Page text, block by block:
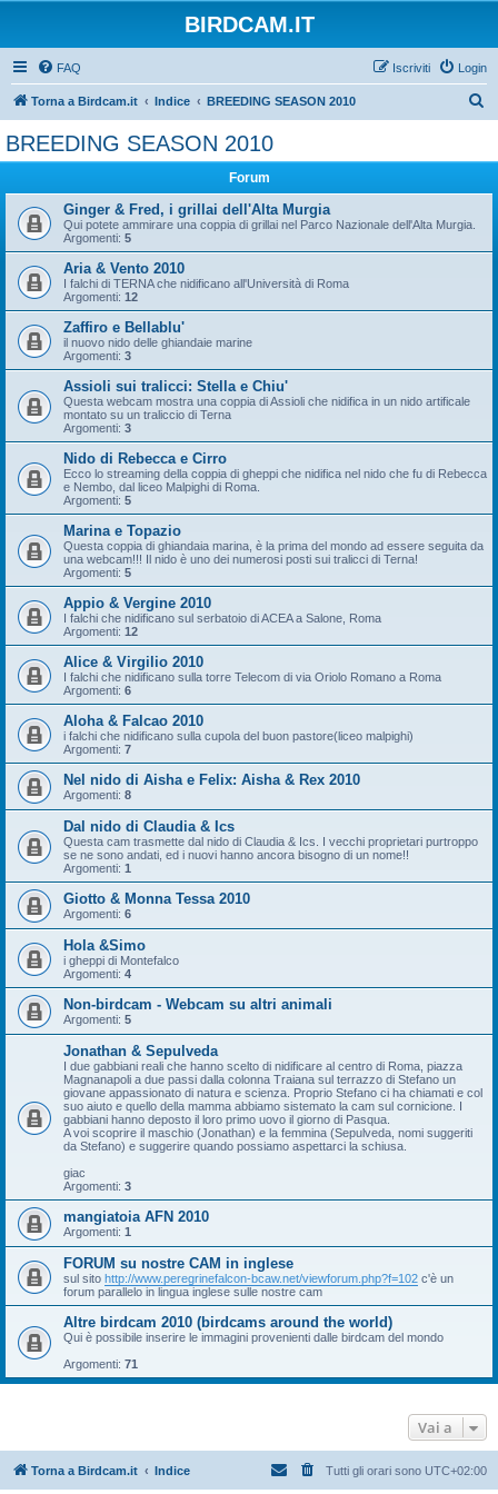
BIRDCAM.IT
FAQ Login
Iscriviti
Torna a Birdcam.it Indice BREEDING SEASON 2010
BREEDING SEASON 2010
Forum
Ginger & Fred, i grillai dell'Alta Murgia
Qui potete ammirare una coppia di grillai nel Parco Nazionale dell'Alta Murgia.
Argomenti: 5
Aria & Vento 2010
I falchi di TERNA che nidificano all'Università di Roma
Argomenti: 12
Zaffiro e Bellablu'
il nuovo nido delle ghiandaie marine
Argomenti: 3
Assioli sui tralicci: Stella e Chiu'
Questa webcam mostra una coppia di Assioli che nidifica in un nido artificale
montato su un traliccio di Terna
Argomenti: 3
Nido di Rebecca e Cirro
Ecco lo streaming della coppia di gheppi che nidifica nel nido che fu di Rebecca
e Nembo, dal liceo Malpighi di Roma.
Argomenti: 5
Marina e Topazio
Questa coppia di ghiandaia marina, è la prima del mondo ad essere seguita da
una webcam!!! Il nido è uno dei numerosi posti sui tralicci di Terna!
Argomenti: 5
Appio & Vergine 2010
I falchi che nidificano sul serbatoio di ACEA a Salone, Roma
Argomenti: 12
Alice & Virgilio 2010
I falchi che nidificano sulla torre Telecom di via Oriolo Romano a Roma
Argomenti: 6
Aloha & Falcao 2010
i falchi che nidificano sulla cupola del buon pastore(liceo malpighi)
Argomenti: 7
Nel nido di Aisha e Felix: Aisha & Rex 2010
Argomenti: 8
Dal nido di Claudia & Ics
Questa cam trasmette dal nido di Claudia & Ics. I vecchi proprietari purtroppo
se ne sono andati, ed i nuovi hanno ancora bisogno di un nome!!
Argomenti: 1
Giotto & Monna Tessa 2010
Argomenti: 6
Hola &Simo
i gheppi di Montefalco
Argomenti: 4
Non-birdcam - Webcam su altri animali
Argomenti: 5
Jonathan & Sepulveda
I due gabbiani reali che hanno scelto di nidificare al centro di Roma, piazza
Magnanapoli a due passi dalla colonna Traiana sul terrazzo di Stefano un
giovane appassionato di natura e scienza. Proprio Stefano ci ha chiamati e col
suo aiuto e quello della mamma abbiamo sistemato la cam sul cornicione. I
gabbiani hanno deposto il loro primo uovo il giorno di Pasqua.
A voi scoprire il maschio (Jonathan) e la femmina (Sepulveda, nomi suggeriti
da Stefano) e suggerire quando possiamo aspettarci la schiusa.
giac
Argomenti: 3
mangiatoia AFN 2010
Argomenti: 1
FORUM su nostre CAM in inglese
sul sito http://www.peregrinefalcon-bcaw.net/viewforum.php?f=102 c'è un
forum parallelo in lingua inglese sulle nostre cam
Altre birdcam 2010 (birdcams around the world)
Qui è possibile inserire le immagini provenienti dalle birdcam del mondo
Argomenti: 71
Vai a
Torna a Birdcam.it Indice Tutti gli orari sono UTC+02:00